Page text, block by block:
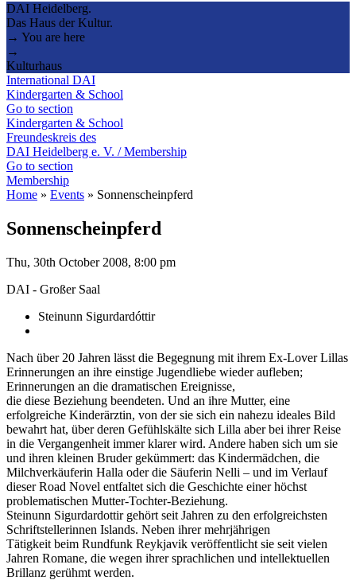
DAI Heidelberg.
Das Haus der Kultur.
→ You are here
→
Kulturhaus
International DAI
Kindergarten & School
Go to section
Kindergarten & School
Freundeskreis des
DAI Heidelberg e. V. / Membership
Go to section
Membership
Home » Events » Sonnenscheinpferd
Sonnenscheinpferd
Thu, 30th October 2008, 8:00 pm
DAI - Großer Saal
Steinunn Sigurdardóttir
Nach über 20 Jahren lässt die Begegnung mit ihrem Ex-Lover Lillas
Erinnerungen an ihre einstige Jugendliebe wieder aufleben;
Erinnerungen an die dramatischen Ereignisse,
die diese Beziehung beendeten. Und an ihre Mutter, eine
erfolgreiche Kinderärztin, von der sie sich ein nahezu ideales Bild
bewahrt hat, über deren Gefühlskälte sich Lilla aber bei ihrer Reise
in die Vergangenheit immer klarer wird. Andere haben sich um sie
und ihren kleinen Bruder gekümmert: das Kindermädchen, die
Milchverkäuferin Halla oder die Säuferin Nelli – und im Verlauf
dieser Road Novel entfaltet sich die Geschichte einer höchst
problematischen Mutter-Tochter-Beziehung.
Steinunn Sigurdardottir gehört seit Jahren zu den erfolgreichsten
Schriftstellerinnen Islands. Neben ihrer mehrjährigen
Tätigkeit beim Rundfunk Reykjavik veröffentlicht sie seit vielen
Jahren Romane, die wegen ihrer sprachlichen und intellektuellen
Brillanz gerühmt werden.